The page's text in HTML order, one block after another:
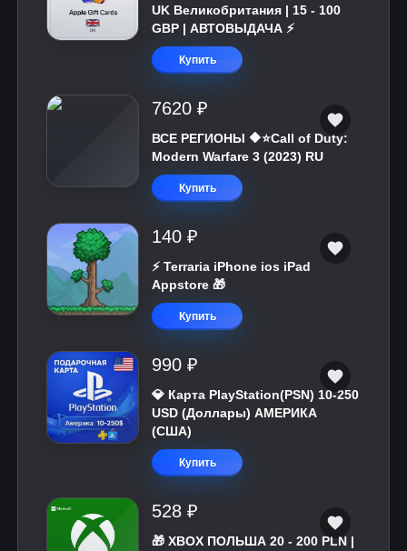
UK Великобритания | 15 - 100
GBP | АВТОВЫДАЧА ⚡️
Купить
7620 ₽
ВСЕ РЕГИОНЫ 🔶⭐Call of Duty:
Modern Warfare 3 (2023) RU
Купить
140 ₽
⚡️ Terraria iPhone ios iPad
Appstore 🎁
Купить
990 ₽
💎 Карта PlayStation(PSN) 10-250
USD (Доллары) АМЕРИКА
(США)
Купить
528 ₽
🎁 XBOX ПОЛЬША 20 - 200 PLN |